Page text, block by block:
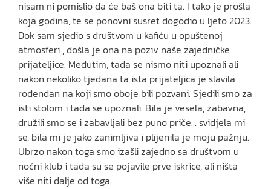
nisam ni pomislio da će baš ona biti ta. I tako je prošla
koja godina, te se ponovni susret dogodio u ljeto 2023.
Dok sam sjedio s društvom u kafiću u opuštenoj
atmosferi , došla je ona na poziv naše zajedničke
prijateljice. Međutim, tada se nismo niti upoznali ali
nakon nekoliko tjedana ta ista prijateljica je slavila
rođendan na koji smo oboje bili pozvani. Sjedili smo za
isti stolom i tada se upoznali. Bila je vesela, zabavna,
družili smo se i zabavljali bez puno priče… svidjela mi
se, bila mi je jako zanimljiva i plijenila je moju pažnju.
Ubrzo nakon toga smo izašli zajedno sa društvom u
noćni klub i tada su se pojavile prve iskrice, ali ništa
više niti dalje od toga.